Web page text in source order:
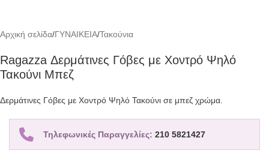
Αρχική σελίδα/ΓΥΝΑΙΚΕΙΑ/Τακούνια
Ragazza Δερμάτινες Γόβες με Χοντρό Ψηλό
Τακούνι Μπεζ
Δερμάτινες Γόβες με Χοντρό Ψηλό Τακούνι σε μπεζ χρώμα.
Τηλεφωνικές Παραγγελίες: 210 5821427